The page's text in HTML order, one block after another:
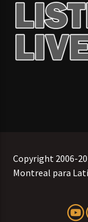
Copyright 2006-
Montreal para